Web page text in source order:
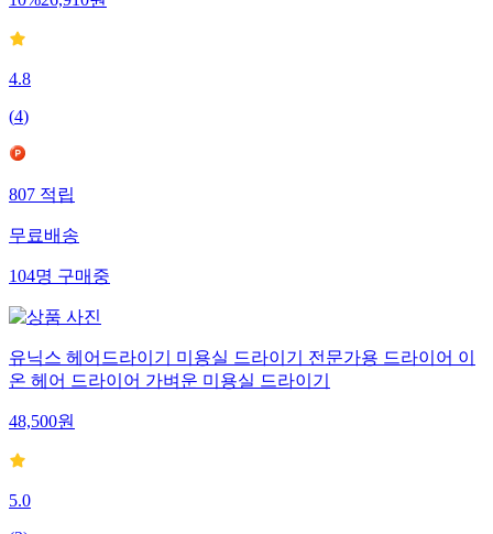
10%26,910원
4.8
(4)
807적립
무료배송
104명구매중
유닉스 헤어드라이기 미용실 드라이기 전문가용 드라이어 이
온 헤어 드라이어 가벼운 미용실 드라이기
48,500원
5.0